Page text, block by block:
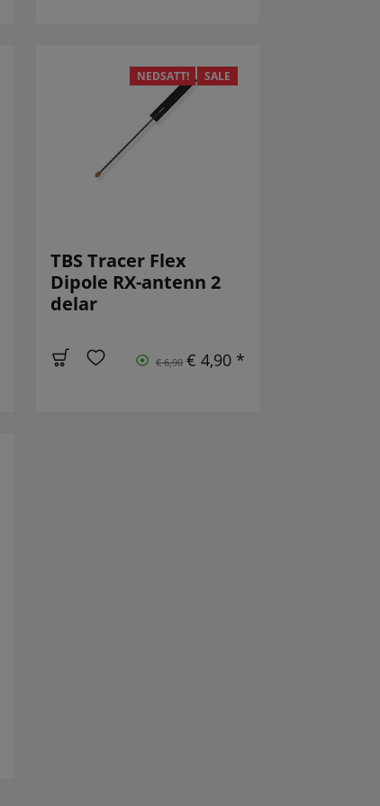
NEDSATT! SALE
TBS Tracer Flex
Dipole RX-antenn 2
delar
€ 6,90 € 4,90 *